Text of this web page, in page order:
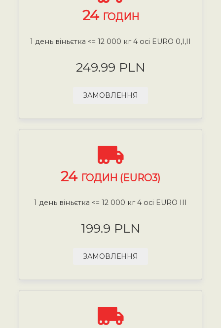
24 ГОДИН
1 день віньєтка <= 12 000 кг 4 осі EURO 0,I,II
249.99 PLN
ЗАМОВЛЕННЯ
24 ГОДИН (EURO3)
1 день віньєтка <= 12 000 кг 4 осі EURO III
199.9 PLN
ЗАМОВЛЕННЯ